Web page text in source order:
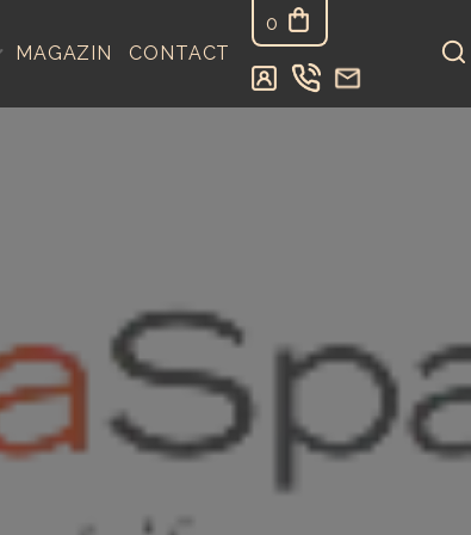
MAGAZIN CONTACT
0